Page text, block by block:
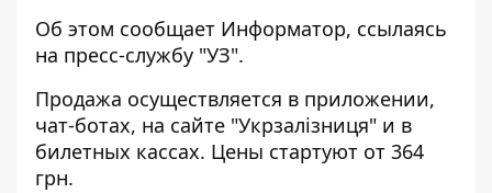
Об этом сообщает Информатор, ссылаясь
на пресс-службу "УЗ".
Продажа осуществляется в приложении,
чат-ботах, на сайте "Укрзалізниця" и в
билетных кассах. Цены стартуют от 364
грн.